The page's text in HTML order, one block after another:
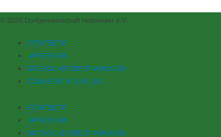
© 2025 Dorfgemeinschaft Holzweiler e.V.
STARTSEITE
IMPRESSUM
DATENSCHUTZBESTIMMUNGEN
COOKIE-RICHTLINIE (EU)
STARTSEITE
IMPRESSUM
DATENSCHUTZBESTIMMUNGEN